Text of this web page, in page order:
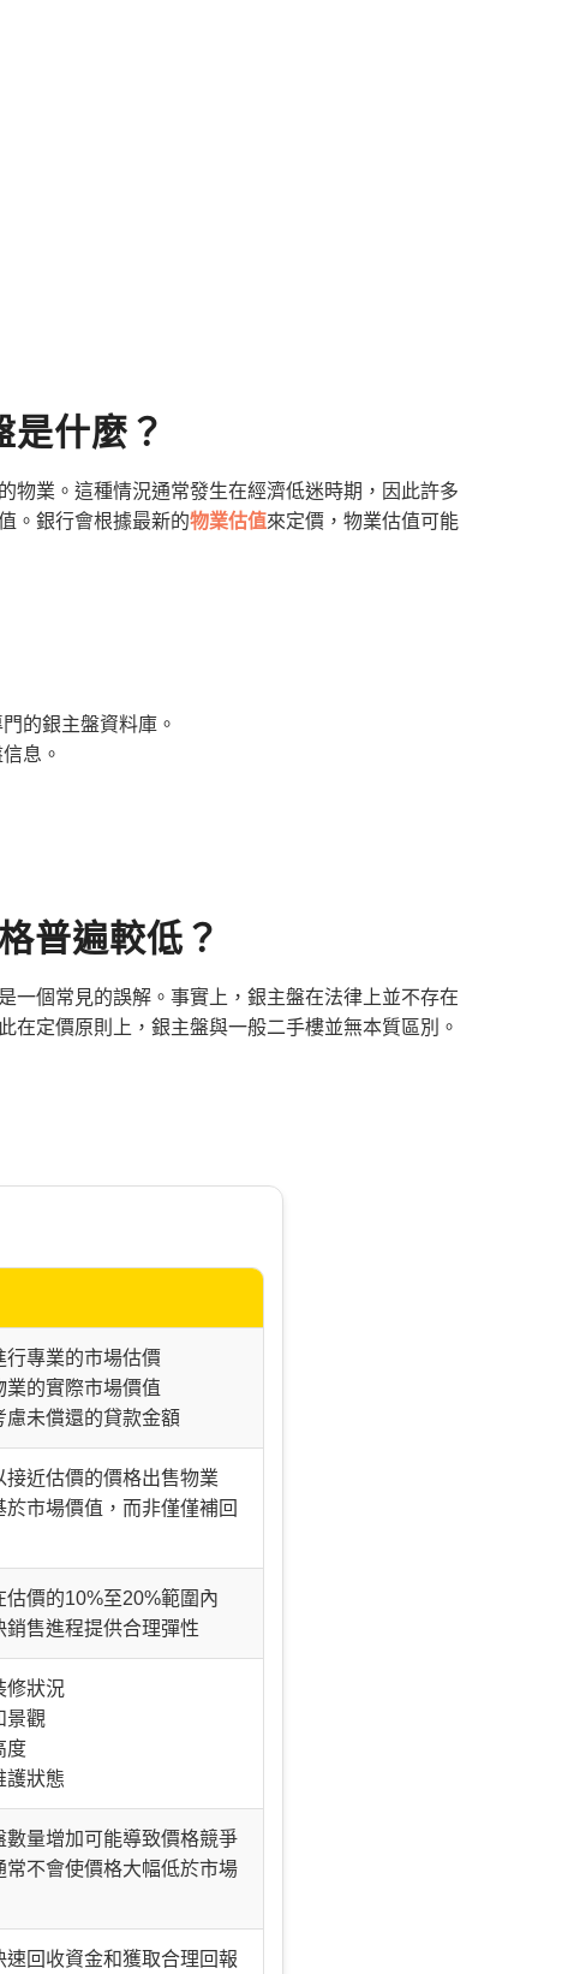
是什麼？
物業。這種情況通常發生在經濟低迷時期，因此許多
。銀行會根據最新的物業估值來定價，物業估值可能
的銀主盤資料庫。
息。
普遍較低？
一個常見的誤解。事實上，銀主盤在法律上並不存在
定價原則上，銀主盤與一般二手樓並無本質區別。
行專業的市場估價
業的實際市場價值
慮未償還的貸款金額
接近估價的價格出售物業
於市場價值，而非僅僅補回
估價的10%至20%範圍內
銷售進程提供合理彈性
修狀況
景觀
度
護狀態
數量增加可能導致價格競爭
常不會使價格大幅低於市場
速回收資金和獲取合理回報